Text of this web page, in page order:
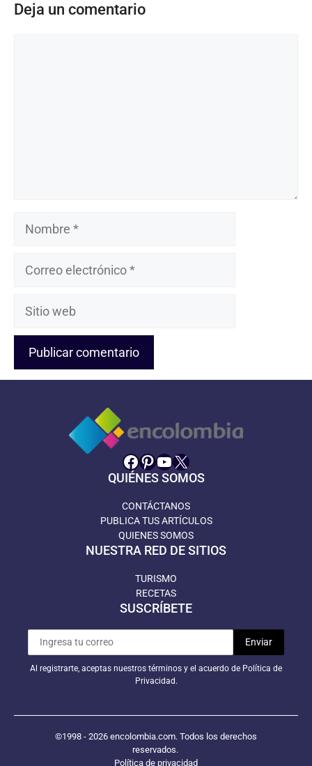
Deja un comentario
Nombre
Sitio
Facebook
Pinterest
YouTube
X
QUIÉNES SOMOS
CONTÁCTANOS
PUBLICA TUS ARTÍCULOS
QUIENES SOMOS
NUESTRA RED DE SITIOS
TURISMO
RECETAS
SUSCRÍBETE
Al registrarte, aceptas nuestros términos y el acuerdo de Política de
Privacidad.
©1998 - 2026 encolombia.com. Todos los derechos
reservados.
Política de privacidad